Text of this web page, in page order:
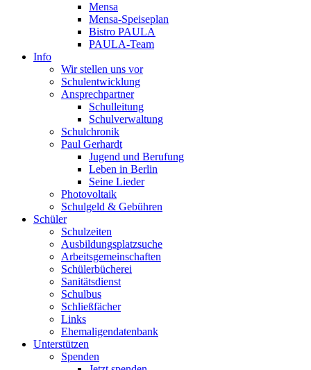
Mensa
Mensa-Speiseplan
Bistro PAULA
PAULA-Team
Info
Wir stellen uns vor
Schulentwicklung
Ansprechpartner
Schulleitung
Schulverwaltung
Schulchronik
Paul Gerhardt
Jugend und Berufung
Leben in Berlin
Seine Lieder
Photovoltaik
Schulgeld & Gebühren
Schüler
Schulzeiten
Ausbildungsplatzsuche
Arbeitsgemeinschaften
Schülerbücherei
Sanitätsdienst
Schulbus
Schließfächer
Links
Ehemaligendatenbank
Unterstützen
Spenden